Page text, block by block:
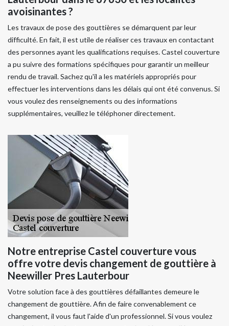
avoisinantes ?
Les travaux de pose des gouttières se démarquent par leur
difficulté. En fait, il est utile de réaliser ces travaux en contactant
des personnes ayant les qualifications requises. Castel couverture
a pu suivre des formations spécifiques pour garantir un meilleur
rendu de travail. Sachez qu'il a les matériels appropriés pour
effectuer les interventions dans les délais qui ont été convenus. Si
vous voulez des renseignements ou des informations
supplémentaires, veuillez le téléphoner directement.
Notre entreprise Castel couverture vous
offre votre devis changement de gouttière à
Neewiller Pres Lauterbour
Votre solution face à des gouttières défaillantes demeure le
changement de gouttière. Afin de faire convenablement ce
changement, il vous faut l'aide d'un professionnel. Si vous voulez